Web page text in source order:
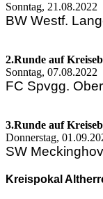
Sonntag, 21.08.2022
BW Westf.
2.Runde auf
Sonntag, 07.08.2022
FC Spvgg.
3.Runde auf
Donnerstag,
SW
Kreispokal